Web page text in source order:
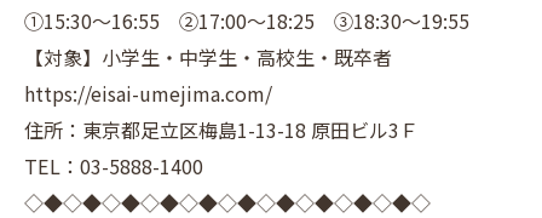
①15:30～16:55 ②17:00～18:25 ③18:30～19:55
【対象】小学生・中学生・高校生・既卒者
https://eisai-umejima.com/
住所：東京都足立区梅島1-13-18 原田ビル3Ｆ
TEL：03-5888-1400
◇◆◇◆◇◆◇◆◇◆◇◆◇◆◇◆◇◆◇◆◇